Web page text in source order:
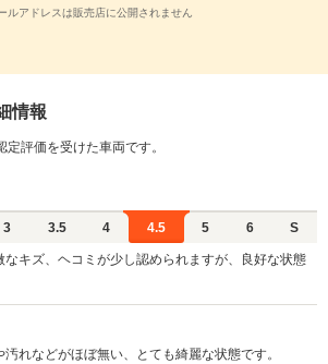
ルアドレスは販売店に公開されません
情報
評価を受けた車両です。
3 3.5 4 4.5 5 6 S
なキズ、ヘコミが少し認められますが、良好な状態
れなどがほぼ無い、とても綺麗な状態です。